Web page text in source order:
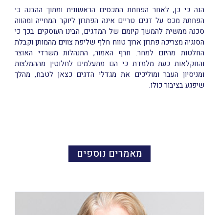
הנה כי כן, לאחר הפחתת המכסים הראשונית ומתוך ההבנה כי
הפחתת מכס על דגים טריים אינה הפתרון ליוקר המחייה ומהווה
סכנה ממשית להמשך קיומם של המדגים, הבינו העוסקים בכך כי
הסוגיה מצריכה פתרון ארוך טווח חלף שליפת צווים מהמותן וקבלת
החלטות מהיום למחר. חרף האמור, התנהלות משרדי האוצר
והחקלאות כעת מלמדת כי הם מתעלמים לחלוטין מההמלצות
ומניסיון העבר ומוליכים את מגדלי הדגים כצאן לטבח, מהלך
שיפגע בציבור כולו.
מאמרים נוספים